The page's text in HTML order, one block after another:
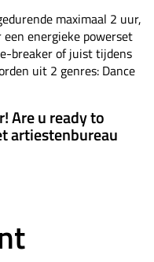
maximaal 2 uur,
energieke powerset
breaker of juist tijdens
uit 2 genres: Dance
Are u ready to
artiestenbureau